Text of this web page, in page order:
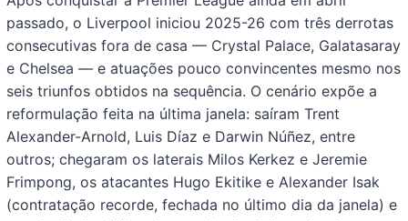
passado, o Liverpool iniciou 2025-26 com três derrotas
consecutivas fora de casa — Crystal Palace, Galatasaray
e Chelsea — e atuações pouco convincentes mesmo nos
seis triunfos obtidos na sequência. O cenário expõe a
reformulação feita na última janela: saíram Trent
Alexander-Arnold, Luis Díaz e Darwin Núñez, entre
outros; chegaram os laterais Milos Kerkez e Jeremie
Frimpong, os atacantes Hugo Ekitike e Alexander Isak
(contratação recorde, fechada no último dia da janela) e